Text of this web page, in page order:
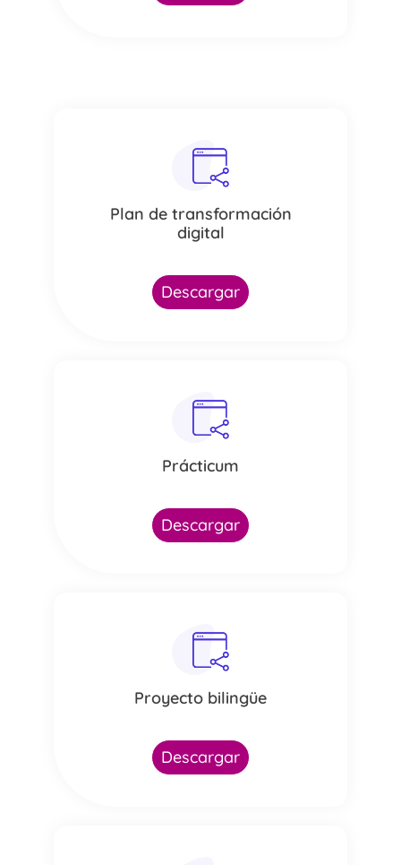
Plan de transformación
digital
Descargar
Prácticum
Descargar
Proyecto bilingüe
Descargar